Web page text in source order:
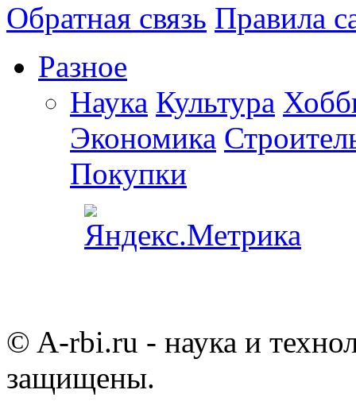
Обратная связь Правила
Разное
Наука Культура
Экономика
Покупки
© A-rbi.ru - наука и
защищены.